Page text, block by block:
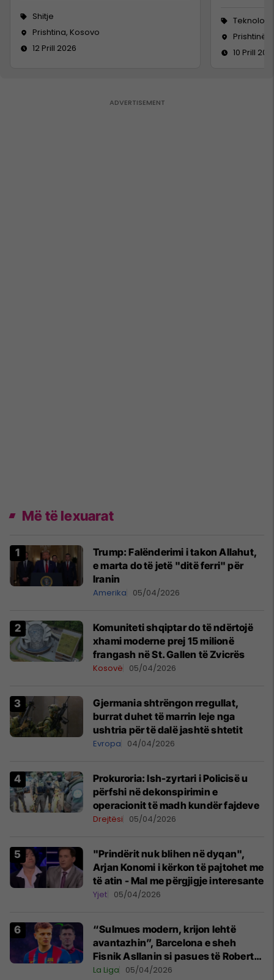
Shitje
Prishtina, Kosovo
12 Prill 2026
Prishtinë
10 Prill
Më të lexuarat
Trump: Falënderimi i takon Allahut,
e marta do të jetë "ditë ferri" për
Iranin
Amerika 05/04/2026
Komuniteti shqiptar do të ndërtojë
xhami moderne prej 15 milionë
frangash në St. Gallen të Zvicrës
Kosovë 05/04/2026
Gjermania shtrëngon rregullat,
burrat duhet të marrin leje nga
ushtria për të dalë jashtë shtetit
Evropa 04/04/2026
Prokuroria: Ish-zyrtari i Policisë u
përfshi në dekonspirimin e
operacionit të madh kundër fajdeve
Drejtësi 05/04/2026
"Prindërit nuk blihen në dyqan",
Arjan Konomi i kërkon të pajtohet me
të atin - Mal me përgjigje interesante
Yjet 05/04/2026
“Sulmues modern, krijon lehtë
avantazhin”, Barcelona e sheh
Fisnik Asllanin si pasues të Robert
Lewandowskit
La Liga 05/04/2026